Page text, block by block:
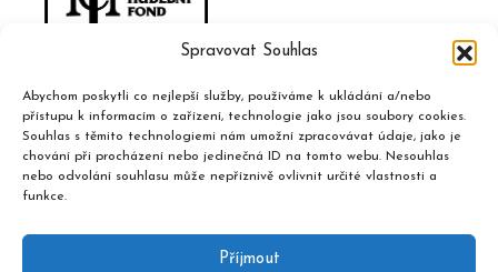
Spravovat Souhlas
Abychom poskytli co nejlepší služby, používáme k ukládání a/nebo
přístupu k informacím o zařízení, technologie jako jsou soubory cookies.
Souhlas s těmito technologiemi nám umožní zpracovávat údaje, jako je
chování při procházení nebo jedinečná ID na tomto webu. Nesouhlas
nebo odvolání souhlasu může nepříznivě ovlivnit určité vlastnosti a
funkce.
Příjmout